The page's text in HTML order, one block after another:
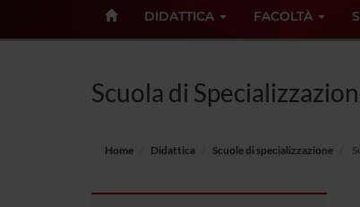
DIDATTICA FACOLTÀ
Scuola di
Home Didattica Scuole di specializzazione